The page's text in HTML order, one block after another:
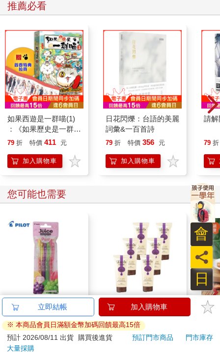
如是反覆一下午，就能完成一篇作文了。
這也是為什麼，很多教過我的小學老師，非常驚訝我日後竟然成
為一名作家，整天寫臉書還不停出書。不過，請容我稍稍辯解：
我並沒有完全抄襲我母親的文字。她確實曾經在快要被我逼瘋的
狀況下，一句一句「引導」我寫作文。但老實說，即使我當時非
常年幼，我仍然不太滿意她唸出來的句子，因此在我落筆為文
時，我已經絞盡腦汁、用上我當時所有的創造力，去修改她的文
字了。
不是因為「九族文化村」顯然不能代表「原住民文化」，而是因
為，我覺得她的句子還是太長了。
字太多，筆劃也太多。
記得嗎？我討厭寫字。
可以，我會少寫幾次主詞。經實驗證明，如果一個段落開頭就已
經有「我」或「我們」了，接下來兩三句通通省略，老師也不會
發現我偷懶。或者，當母親無意間在相鄰的句子內用了重複的字
一次甚至不講。至於要寫哪些字眼，我也是精挑細選的：「認
識」二字共三十三劃，「了解」二字共十四劃，就算我還沒學到
我會非常、非常慎重地，在腦袋裡思考母親提示的句子裡，還有
哪些地方可以刪減。在找出「最省力解」之前，我是不會輕率動
筆的——我就曾有幾次衝動落筆，寫了兩三個字，才發現還有更
省力解。但4H的筆跡已經重重刻下，我一時腦袋打結，困在超難
的數學題裡：到底要繼續寫下這個「比較差的句子」，還是要擦
掉重寫「最省力解」？哪一個總筆畫數會比較少？心念電轉，我
突然意識到：不管哪一個答案，一定都比「一開始就寫最省力
解」的筆畫更多了。逝者已無可追，我再也無法踏入同樣的河流
兩次，回到那個可以少寫兩三筆的平行時空裡了。思及此，幼時
的我悲從中來，眼淚便把作文簿淹成了4H鉛筆也無法挽救的水鄉
澤國了。
如此習慣，便被我沿用到所有必須寫作的場合。大人們很難理
解：為什麼我那麼喜歡看書，每個禮拜可以三本五本從圖書館搬
推薦必看
如果西遊是一群喵(1)
：《如果歷史是一群
喵》作者最新力作，附
79 折 特價 411 元
加入購物車
日花閃爍：台語的美麗
詞彙&一百首詩
79 折 特價 356 元
加入購物車
請解
79 折
您可能也需要
百樂果汁筆0.5 PURE
聯名 4色組(限量)
8 折 特價 144 元
加入購物車
【澳洲Careline】綿羊
霜含薰衣草精油-6入組
100ml/瓶
17 折 特價 799
穎
立即結帳 加入購物車
※ 本商品會員日滿額金幣加碼回饋最高15倍
預計 2026/08/11 出貨
購買後進貨 預訂門市商品
門市庫存
大量採購
日